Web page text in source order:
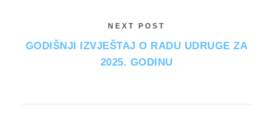
NEXT POST
GODIŠNJI IZVJEŠTAJ O RADU UDRUGE ZA
2025. GODINU